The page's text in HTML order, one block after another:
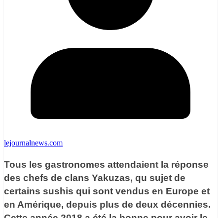
lejournalnews.com
Tous les gastronomes attendaient la réponse
des chefs de clans Yakuzas, qu sujet de
certains sushis qui sont vendus en Europe et
en Amérique, depuis plus de deux décennies.